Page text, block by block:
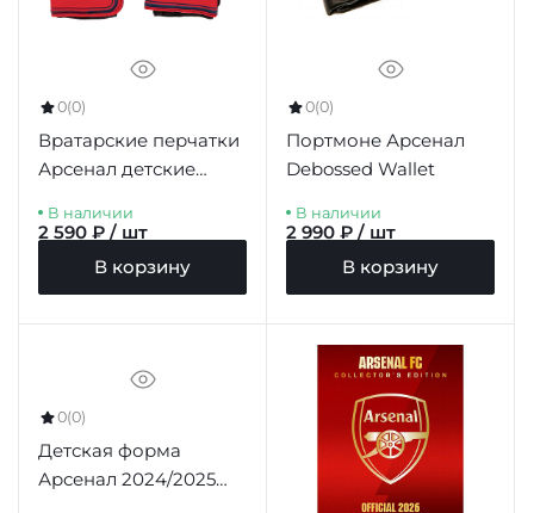
0(0)
Вратарские перчатки
Арсенал детские
DT, 7-9 лет
В наличии
2 590 ₽ / шт
В корзину
0(0)
Портмоне Арсенал
Debossed Wallet
В наличии
2 990 ₽ / шт
В корзину
0(0)
Детская форма
Арсенал 2024/2025